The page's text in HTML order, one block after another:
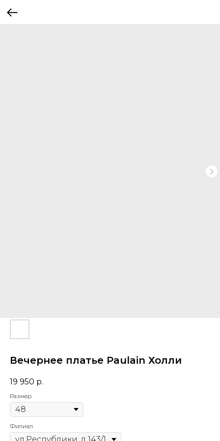
Вечернее платье Paulain Холли
19 950 р.
Размер
Филиал